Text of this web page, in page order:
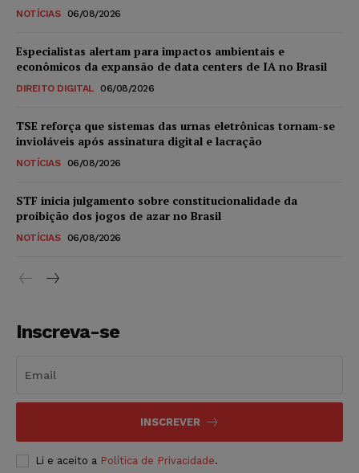
NOTÍCIAS 06/08/2026
Especialistas alertam para impactos ambientais e
econômicos da expansão de data centers de IA no Brasil
DIREITO DIGITAL 06/08/2026
TSE reforça que sistemas das urnas eletrônicas tornam-se
invioláveis após assinatura digital e lacração
NOTÍCIAS 06/08/2026
STF inicia julgamento sobre constitucionalidade da
proibição dos jogos de azar no Brasil
NOTÍCIAS 06/08/2026
Inscreva-se
INSCREVER
Li e aceito a Política de Privacidade.